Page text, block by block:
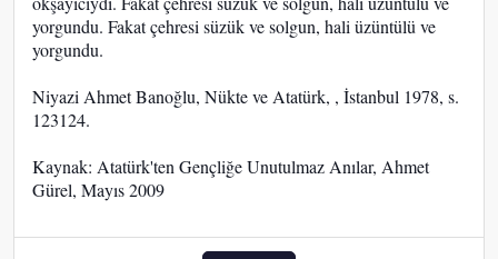
yorgundu. Fakat çehresi süzük ve solgun, hali üzüntülü ve
yorgundu.
Niyazi Ahmet Banoğlu, Nükte ve Atatürk, , İstanbul 1978, s.
123124.
Kaynak: Atatürk'ten Gençliğe Unutulmaz Anılar, Ahmet
Gürel, Mayıs 2009